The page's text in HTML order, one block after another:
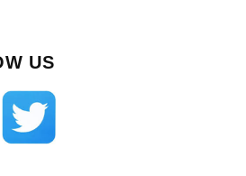
US